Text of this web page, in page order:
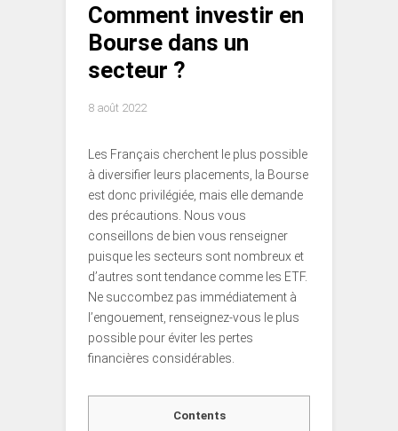
Comment investir en
Bourse dans un
secteur ?
8 août 2022
Les Français cherchent le plus possible
à diversifier leurs placements, la Bourse
est donc privilégiée, mais elle demande
des précautions. Nous vous
conseillons de bien vous renseigner
puisque les secteurs sont nombreux et
d’autres sont tendance comme les ETF.
Ne succombez pas immédiatement à
l’engouement, renseignez-vous le plus
possible pour éviter les pertes
financières considérables.
Contents